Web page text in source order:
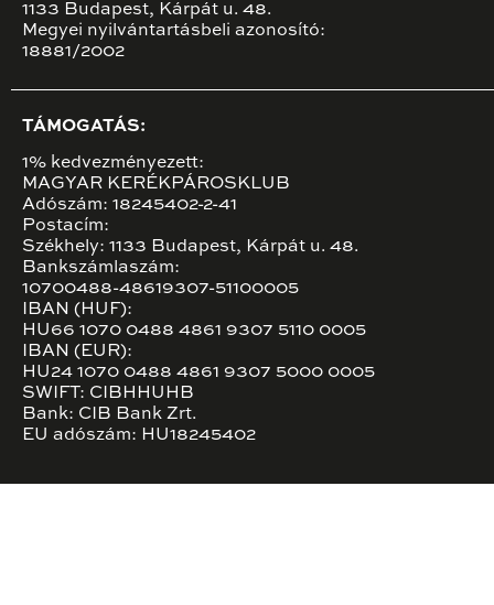
1133 Budapest, Kárpát u. 48.
Megyei nyilvántartásbeli azonosító:
18881/2002
TÁMOGATÁS:
1% kedvezményezett:
MAGYAR KERÉKPÁROSKLUB
Adószám: 18245402-2-41
Postacím:
Székhely: 1133 Budapest, Kárpát u. 48.
Bankszámlaszám:
10700488-48619307-51100005
IBAN (HUF):
HU66 1070 0488 4861 9307 5110 0005
IBAN (EUR):
HU24 1070 0488 4861 9307 5000 0005
SWIFT: CIBHHUHB
Bank: CIB Bank Zrt.
EU adószám: HU18245402